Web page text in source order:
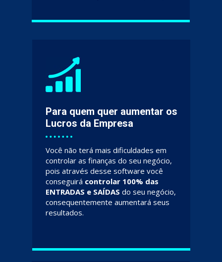
Para quem quer aumentar os
Lucros da Empresa
Você não terá mais dificuldades em
controlar as finanças do seu negócio,
pois através desse software você
conseguirá controlar 100% das
ENTRADAS e SAÍDAS do seu negócio,
consequentemente aumentará seus
resultados.